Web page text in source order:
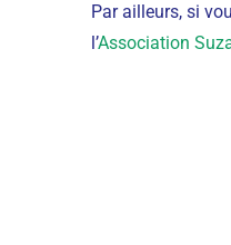
Par ailleurs, si
l’Association